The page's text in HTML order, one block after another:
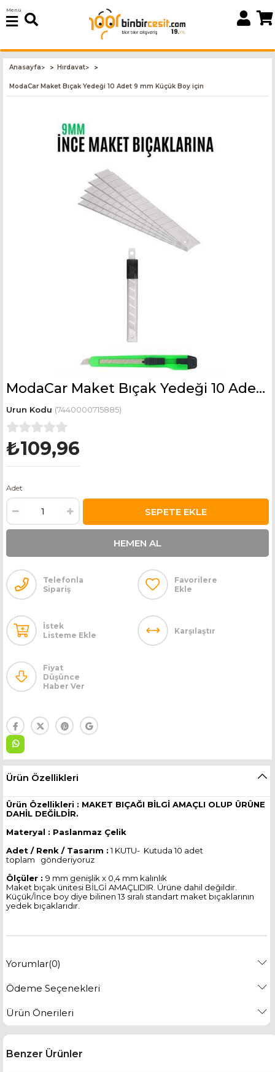
Menü
Anasayfa> Hırdavat>
ModaCar Maket Bıçak Yedeği 10 Adet 9 mm Küçük Boy için
ModaCar Maket Bıçak Yedeği 10 Adet 9 mm Küçük Boy için
(7440000715885)
₺109,96
Adet
Telefonla
Sipariş
Favorilere
Ekle
İstek
Listeme Ekle
Karşılaştır
Fiyat
Düşünce
Haber Ver
Ürün Özellikleri
Ürün Özellikleri : MAKET BIÇAĞI BİLGİ AMAÇLI OLUP ÜRÜNE
DAHİL DEĞİLDİR.
Materyal : Paslanmaz Çelik
Adet / Renk / Tasarım :1 KUTU- Kutuda 10 adet
toplam gönderiyoruz
Ölçüler : 9 mm genişlik x 0,4 mm kalınlık
Maket bıçak ünitesi BİLGİ AMAÇLIDIR. Ürüne dahil değildir.
Küçük/İnce boy diye bilinen 13 sıralı standart maket bıçaklarının
yedek bıçaklarıdır.
Yorumlar(0)
Ödeme Seçenekleri
Ürün Önerileri
Benzer Ürünler